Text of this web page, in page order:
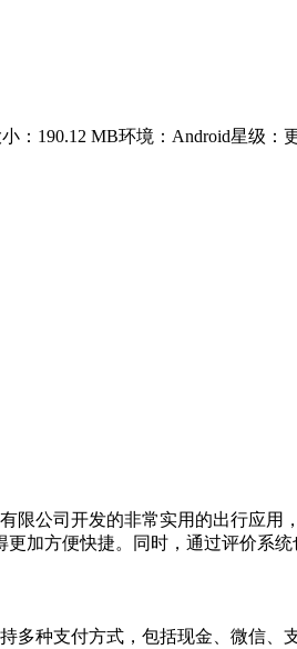
：190.12 MB环境：Android星级：
限公司开发的非常实用的出行应
加方便快捷。同时，通过评价系
多种支付方式，包括现金、微信、